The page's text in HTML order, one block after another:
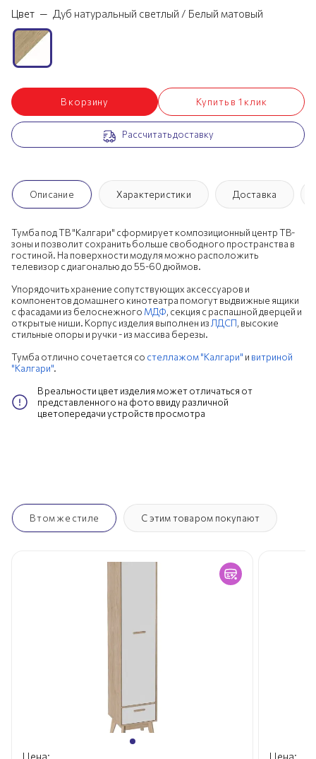
Цвет — Дуб натуральный светлый / Белый матовый
В корзину Купить в 1 клик
Рассчитать доставку
Описание Характеристики Доставка
Тумба под ТВ "Калгари" сформирует композиционный центр ТВ-
зоны и позволит сохранить больше свободного пространства в
гостиной. На поверхности модуля можно расположить
телевизор с диагональю до 55-60 дюймов.
Упорядочить хранение сопутствующих аксессуаров и
компонентов домашнего кинотеатра помогут выдвижные ящики
с фасадами из белоснежного МДФ, секция с распашной дверцей и
открытые ниши. Корпус изделия выполнен из ЛДСП, высокие
стильные опоры и ручки - из массива березы.
Тумба отлично сочетается со стеллажом "Калгари" и витриной
"Калгари".
В реальности цвет изделия может отличаться от
представленного на фото ввиду различной
цветопередачи устройств просмотра
В том же стиле С этим товаром покупают
Цена: Цена: